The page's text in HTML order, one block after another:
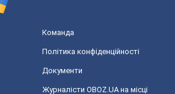
Команда
Політика конфіденційності
Документи
Журналісти OBOZ.UA на місці